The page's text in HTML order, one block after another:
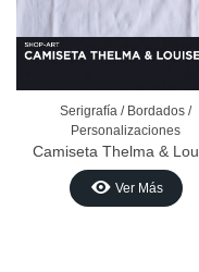
Serigrafía / Bordados /
Personalizaciones
Camiseta Thelma &
Ver Más